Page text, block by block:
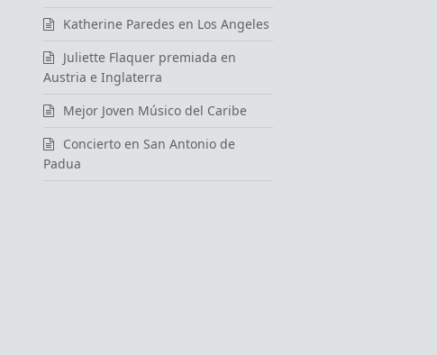
Katherine Paredes en Los Angeles
Juliette Flaquer premiada en
Austria e Inglaterra
Mejor Joven Músico del Caribe
Concierto en San Antonio de
Padua